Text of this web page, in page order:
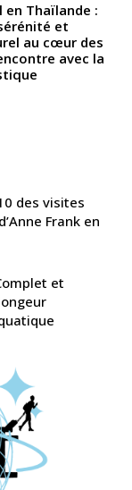
Thaïlande :
et
au cœur des
avec la
des visites
Frank en
et